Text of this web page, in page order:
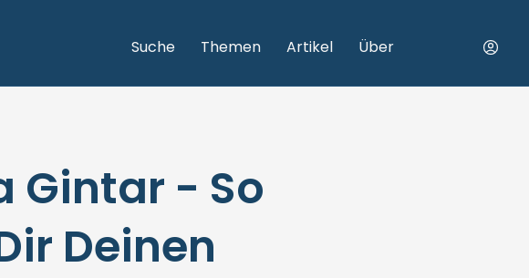
Suche Themen Artikel Über
Gintar - So
Deinen